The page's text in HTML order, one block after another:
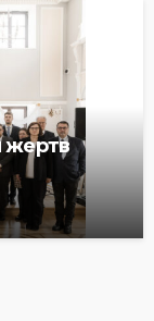
жертв